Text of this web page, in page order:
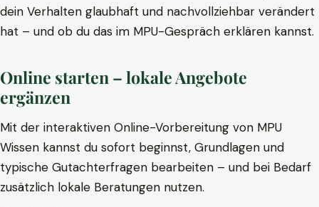
dein Verhalten glaubhaft und nachvollziehbar verändert
hat – und ob du das im MPU-Gespräch erklären kannst.
Online starten – lokale Angebote
ergänzen
Mit der interaktiven Online-Vorbereitung von MPU
Wissen kannst du sofort beginnst, Grundlagen und
typische Gutachterfragen bearbeiten – und bei Bedarf
zusätzlich lokale Beratungen nutzen.